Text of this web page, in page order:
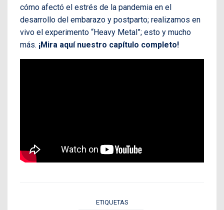
cómo afectó el estrés de la pandemia en el
desarrollo del embarazo y postparto; realizamos en
vivo el experimento “Heavy Metal”; esto y mucho
más. ¡Mira aquí nuestro capítulo completo!
ETIQUETAS